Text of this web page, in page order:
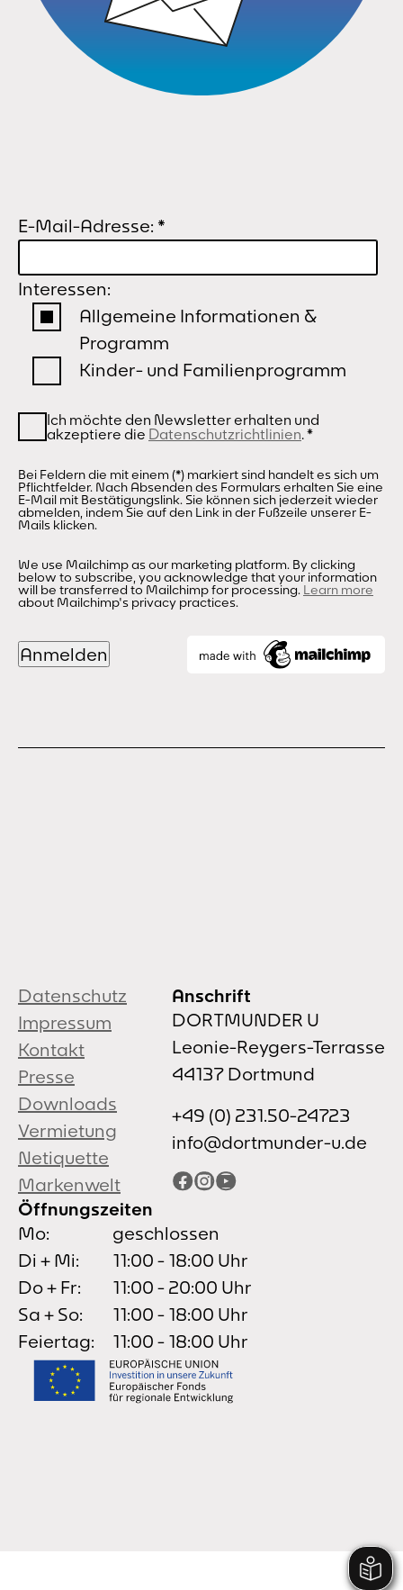
E-Mail-Adresse: *
Interessen:
Allgemeine Informationen &
Programm
Kinder- und Familienprogramm
Ich möchte den Newsletter erhalten und
akzeptiere die Datenschutzrichtlinien.*
Bei Feldern die mit einem (*) markiert sind handelt es sich um
Pflichtfelder. Nach Absenden des Formulars erhalten Sie eine
E-Mail mit Bestätigungslink. Sie können sich jederzeit wieder
abmelden, indem Sie auf den Link in der Fußzeile unserer E-
Mails klicken.
We use Mailchimp as our marketing platform. By clicking
below to subscribe, you acknowledge that your information
will be transferred to Mailchimp for processing. Learn more
about Mailchimp's privacy practices.
Datenschutz
Impressum
Kontakt
Presse
Downloads
Vermietung
Netiquette
Markenwelt
Anschrift
DORTMUNDER U
Leonie-Reygers-Terrasse
44137 Dortmund
+49 (0) 231.50-24723
info@dortmunder-u.de
Facebook
Instagram
YouTube
Öffnungszeiten
Mo:
geschlossen
Di + Mi:
11:00 - 18:00 Uhr
Do + Fr:
11:00 - 20:00 Uhr
Sa + So:
11:00 - 18:00 Uhr
Feiertag:
11:00 - 18:00 Uhr